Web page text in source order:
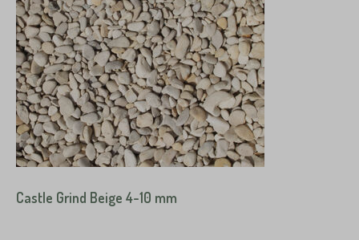
Castle Grind Beige 4-10 mm